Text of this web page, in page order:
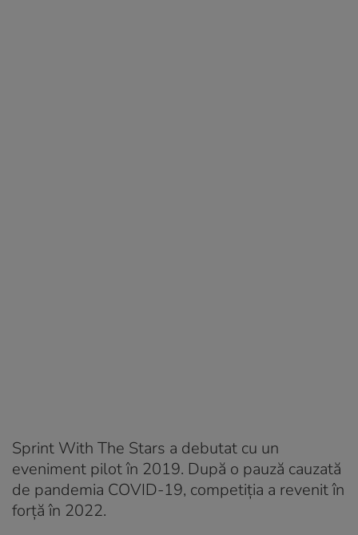
Sprint With The Stars a debutat cu un
eveniment pilot în 2019. După o pauză cauzată
de pandemia COVID-19, competiția a revenit în
forță în 2022.